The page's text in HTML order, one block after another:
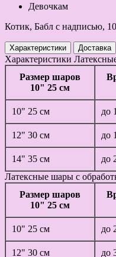
Девочкам
Котик, Бабл с надписью,
Характеристики Доставка
Характеристики
Размер шаров
10" 25 см
10" 25 см до
12" 30 см до
14" 35 см до
Латексные шары с
Размер шаров
10" 25 см
10" 25 см до
12" 30 см до